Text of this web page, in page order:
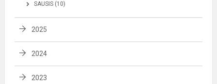
SAUSIS (10)
2025
2024
2023